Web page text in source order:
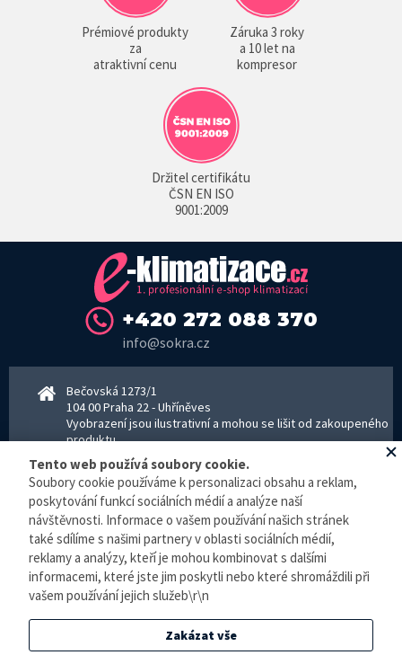
Prémiové produkty
za
atraktivní cenu
Záruka 3 roky
a 10 let na
kompresor
Držitel certifikátu
ČSN EN ISO
9001:2009
+420 272 088 370
info@sokra.cz
Bečovská 1273/1
104 00 Praha 22 - Uhříněves
Vyobrazení jsou ilustrativní a mohou se lišit od zakoupeného
produktu.
www.sokra.cz│www.haier-klimatizace.cz
Otevírací doba
Pondělí–Pátek 8–16:30 hodin - kancelář
Pondělí–pátek 8–16:00 hodin - sklad
Zpracování osobních údajů
© E-klimatizace.cz, všechna práva vyhrazena.
Internetový obchodvytvořilo studioBlueGhost.
Tento web používá soubory cookie.
Soubory cookie používáme k personalizaci obsahu a reklam,
poskytování funkcí sociálních médií a analýze naší
návštěvnosti. Informace o vašem používání našich stránek
také sdílíme s našimi partnery v oblasti sociálních médií,
reklamy a analýzy, kteří je mohou kombinovat s dalšími
informacemi, které jste jim poskytli nebo které shromáždili při
vašem používání jejich služeb\r\n
Zakázat vše